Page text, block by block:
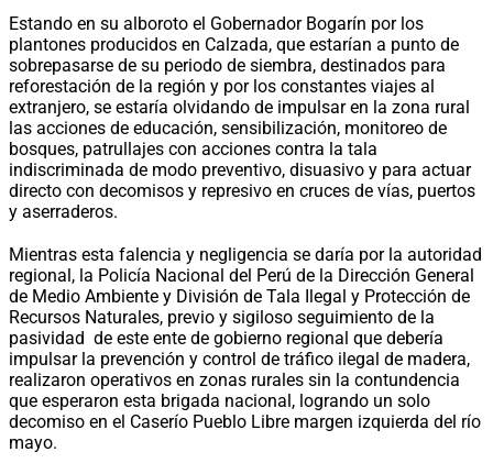
Estando en su alboroto el Gobernador Bogarín por los
plantones producidos en Calzada, que estarían a punto de
sobrepasarse de su periodo de siembra, destinados para
reforestación de la región y por los constantes viajes al
extranjero, se estaría olvidando de impulsar en la zona rural
las acciones de educación, sensibilización, monitoreo de
bosques, patrullajes con acciones contra la tala
indiscriminada de modo preventivo, disuasivo y para actuar
directo con decomisos y represivo en cruces de vías, puertos
y aserraderos.
Mientras esta falencia y negligencia se daría por la autoridad
regional, la Policía Nacional del Perú de la Dirección General
de Medio Ambiente y División de Tala Ilegal y Protección de
Recursos Naturales, previo y sigiloso seguimiento de la
pasividad de este ente de gobierno regional que debería
impulsar la prevención y control de tráfico ilegal de madera,
realizaron operativos en zonas rurales sin la contundencia
que esperaron esta brigada nacional, logrando un solo
decomiso en el Caserío Pueblo Libre margen izquierda del río
mayo.